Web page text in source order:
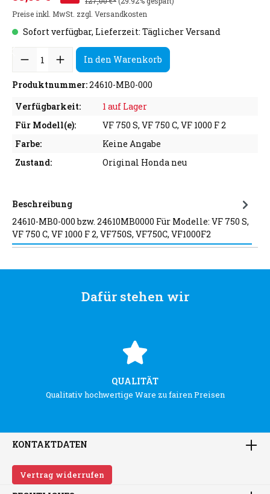
Preise inkl. MwSt. zzgl. Versandkosten
Sofort verfügbar, Lieferzeit: Täglicher Versand
In den Warenkorb
Produktnummer:24610-MB0-000
Verfügbarkeit:
1 auf Lager
Für Modell(e):
VF 750 S, VF 750 C, VF 1000 F 2
Farbe:
Keine Angabe
Zustand:
Original Honda neu
Beschreibung
24610-MB0-000 bzw. 24610MB0000 Für Modelle: VF 750 S,
VF 750 C, VF 1000 F 2, VF750S, VF750C, VF1000F2
Dafür stehen wir
QUALITÄT
Qualitativ hochwertige Ware zu fairen Preisen
KONTAKTDATEN
Vertrag widerrufen